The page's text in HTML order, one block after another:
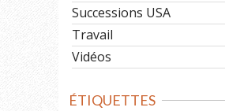
Successions USA
Travail
Vidéos
ÉTIQUETTES